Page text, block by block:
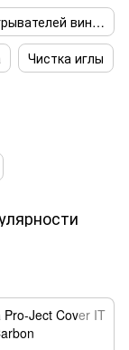
Антивибрационные подставки для проигрывателей винила
Чистка иглы